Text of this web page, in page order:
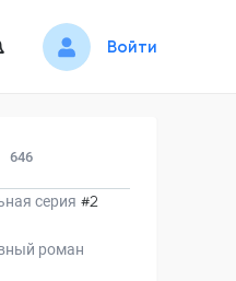
Войти
646
серия #2
роман